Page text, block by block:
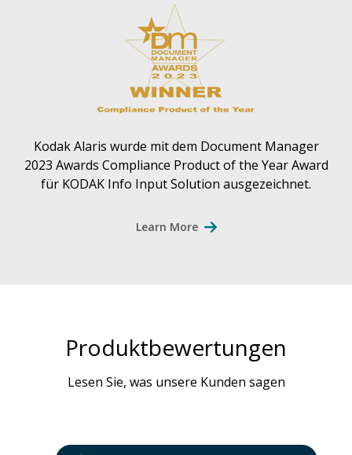
Kodak Alaris wurde mit dem Document Manager
2023 Awards Compliance Product of the Year Award
für KODAK Info Input Solution ausgezeichnet.
Learn More
Produktbewertungen
Lesen Sie, was unsere Kunden sagen